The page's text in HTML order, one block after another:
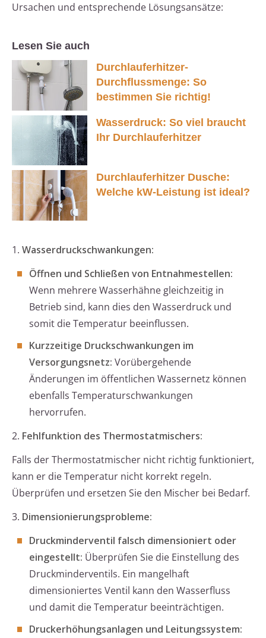
Ursachen und entsprechende Lösungsansätze:
Lesen Sie auch
Durchlauferhitzer-
Durchflussmenge: So
bestimmen Sie richtig!
Wasserdruck: So viel braucht
Ihr Durchlauferhitzer
Durchlauferhitzer Dusche:
Welche kW-Leistung ist ideal?
1. Wasserdruckschwankungen:
Öffnen und Schließen von Entnahmestellen:
Wenn mehrere Wasserhähne gleichzeitig in
Betrieb sind, kann dies den Wasserdruck und
somit die Temperatur beeinflussen.
Kurzzeitige Druckschwankungen im
Versorgungsnetz: Vorübergehende
Änderungen im öffentlichen Wassernetz können
ebenfalls Temperaturschwankungen
hervorrufen.
2. Fehlfunktion des Thermostatmischers:
Falls der Thermostatmischer nicht richtig funktioniert,
kann er die Temperatur nicht korrekt regeln.
Überprüfen und ersetzen Sie den Mischer bei Bedarf.
3. Dimensionierungsprobleme:
Druckminderventil falsch dimensioniert oder
eingestellt: Überprüfen Sie die Einstellung des
Druckminderventils. Ein mangelhaft
dimensioniertes Ventil kann den Wasserfluss
und damit die Temperatur beeinträchtigen.
Druckerhöhungsanlagen und Leitungssystem: